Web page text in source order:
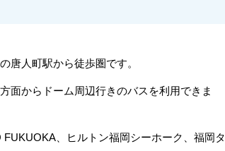
唐人町駅から徒歩圏です。
面からドーム周辺行きのバスを利用できま
FUKUOKA、ヒルトン福岡シーホーク、福岡タ